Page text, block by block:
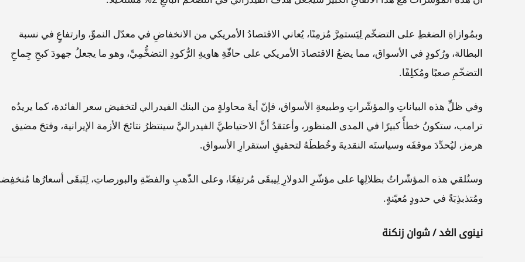
وبمُوازاةِ الضغطِ على التضخّم لِيَستمِرَّ مُزمِنًا، يُعاني الاقتصادُ الأمريكي من الانخفاضِ في معدّل النموِّ، وارتفاعٍ في نسبة
البطالة، ورُكودٍ في الأسواق، مما يضعُ الاقتصادَ الأمريكي على حافّةِ هاويةِ الرُّكودِ التضخُّمِيِّ، وهو ما يجعلُ جهودَ كبحِ جِماحِ
التضخّمِ صعبًا ومُكلِفًا.
وفي ظلِّ هذه البياناتِ والمؤشّراتِ وطبيعةِ الأسواق، فإنّ أيةَ محاولةٍ من البنك الفيدرالي لتخفيض سعر الفائدة، كما يريدُه
ترامب، ستكونُ خطأً كبيرًا في المدى المنظور، وأعتقدُ أنَّ الاحتياطيَّ الفيدراليَّ سينتظرُ نتائجَ الأزمة الإيرانية، وفتحَ مضيق
هرمز، ليُحدِّدَ موقفَه وسياستَه النقديةَ وخُططَهُ لتحقيقِ استقرارِ الأسواق.
وستُلقي هذه المؤشّراتُ بظلالِها على مؤشّرِ الدولارِ لِيبقَى مُرتفِعًا، وعلى الذّهبِ والفضّةِ والبورصاتِ، لِتَبقَى أسعارُها
ومُتذبذِبَةً في حدودٍ مُعيّنةٍ.
نينوى الغد / شوان زنكنة